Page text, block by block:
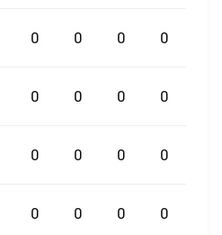
0 0 0 0
0 0 0 0
0 0 0 0
0 0 0 0